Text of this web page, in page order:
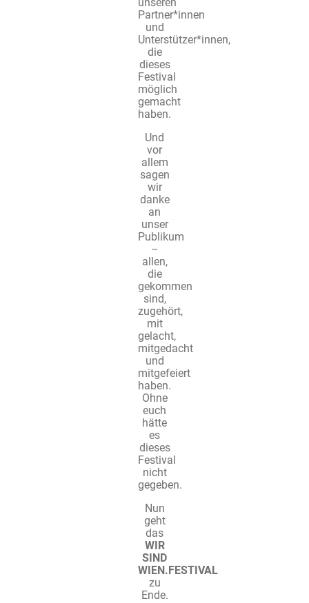
Partner*innen
und
Unterstützer*innen,
die
dieses
Festival
möglich
gemacht
haben.
Und
vor
allem
sagen
wir
danke
an
unser
Publikum
–
allen,
die
gekommen
sind,
zugehört,
mit
gelacht,
mitgedacht
und
mitgefeiert
haben.
Ohne
euch
hätte
es
dieses
Festival
nicht
gegeben.
Nun
geht
das
WIR
SIND
WIEN.FESTIVAL
zu
Ende.